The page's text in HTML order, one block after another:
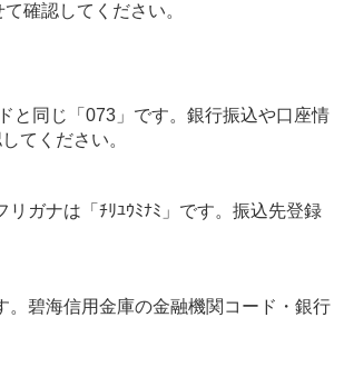
確認してください。
と同じ「073」です。銀行振込や口座情
てください。
ガナは「ﾁﾘﾕｳﾐﾅﾐ」です。振込先登録
碧海信用金庫の金融機関コード・銀行